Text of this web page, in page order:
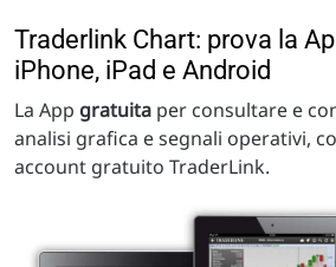
Traderlink Chart: prova la
iPhone, iPad e Android
La App gratuita per consultare e
analisi grafica e segnali operativi,
account gratuito TraderLink.